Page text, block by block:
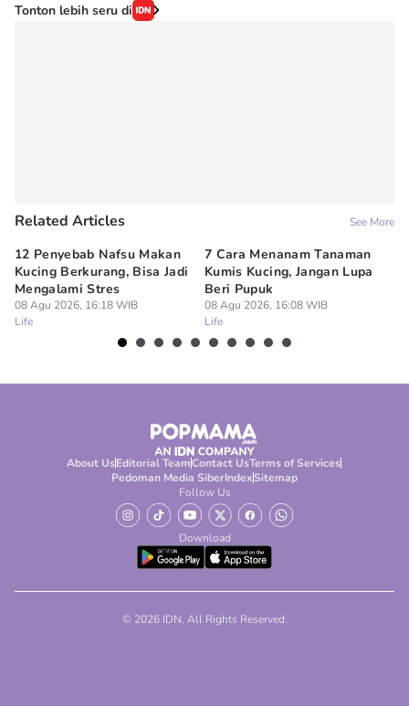
Tonton lebih seru di
Related Articles See More
12 Penyebab Nafsu Makan
Kucing Berkurang, Bisa Jadi
Mengalami Stres
08 Agu 2026, 16:18 WIB
Life
7 Cara Menanam Tanaman
Kumis Kucing, Jangan Lupa
Beri Pupuk
08 Agu 2026, 16:08 WIB
Life
About UsEditorial TeamContact UsTerms of Services
Pedoman Media SiberIndexSitemap
Follow Us
Download
© 2026 IDN. All Rights Reserved.